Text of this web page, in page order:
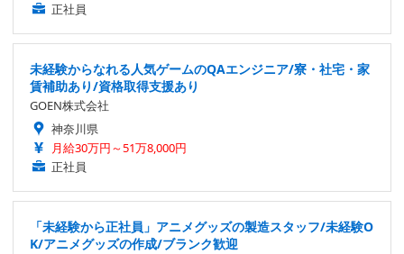
正社員
未経験からなれる人気ゲームのQAエンジニア/寮・社宅・家
賃補助あり/資格取得支援あり
GOEN株式会社
神奈川県
月給30万円～51万8,000円
正社員
「未経験から正社員」アニメグッズの製造スタッフ/未経験O
K/アニメグッズの作成/ブランク歓迎